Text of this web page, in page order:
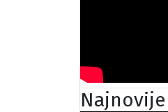
Najnovije